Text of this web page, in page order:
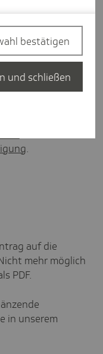
: entweder
über das
.
auf die
mehr möglich
PDF.
in unserem
bestätigen
und schließen